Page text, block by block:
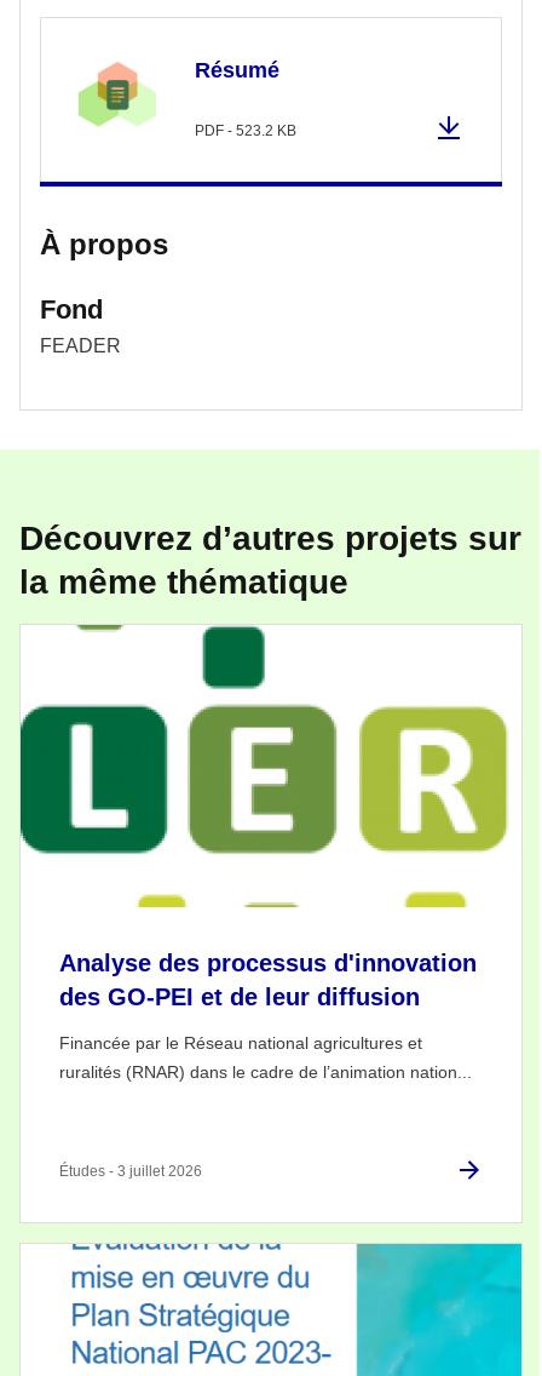
Résumé
PDF - 523.2 KB
À propos
Fond
FEADER
Découvrez d’autres projets sur
la même thématique
Analyse des processus d'innovation
des GO-PEI et de leur diffusion
Financée par le Réseau national agricultures et
ruralités (RNAR) dans le cadre de l’animation nation...
Études - 3 juillet 2026